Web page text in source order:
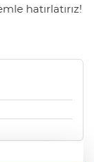
hatırlatırız!